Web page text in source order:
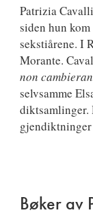
Patrizia
Cavalli
Patrizia Cavalli
siden hun
sekstiårene. I
Morante.
non
selvsamme
diktsamlinger.
gjendiktninger
Bøker av